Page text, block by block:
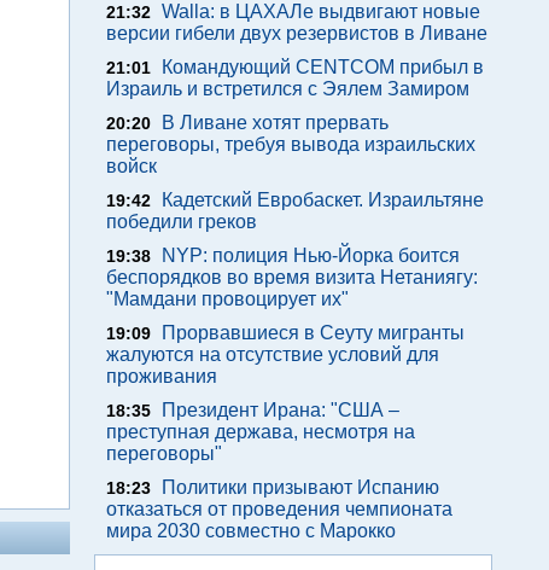
21:32 Walla: в ЦАХАЛе выдвигают новые
версии гибели двух резервистов в Ливане
21:01
Командующий CENTCOM прибыл в
Израиль и встретился с Эялем Замиром
20:20
В Ливане хотят прервать
переговоры, требуя вывода израильских
войск
19:42
Кадетский Евробаскет. Израильтяне
победили греков
19:38
NYP: полиция Нью-Йорка боится
беспорядков во время визита Нетаниягу:
"Мамдани провоцирует их"
19:09
Прорвавшиеся в Сеуту мигранты
жалуются на отсутствие условий для
проживания
18:35
Президент Ирана: "США –
преступная держава, несмотря на
переговоры"
18:23
Политики призывают Испанию
отказаться от проведения чемпионата
мира 2030 совместно с Марокко